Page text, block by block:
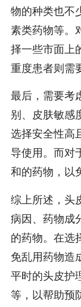
物的种类也不
素类药物等。
择一些市面上
重度患者则需
最后，需要考
别、皮肤敏感
选择安全性高
导使用。而对
和的药物，以
综上所述，头
病因、药物成
的药物。在选
免乱用药物造
平时的头皮护
等，以帮助预